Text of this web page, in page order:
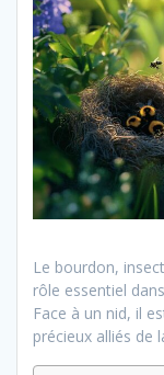
Le bourdon,
rôle essentiel
Face à un nid, il
précieux alliés de